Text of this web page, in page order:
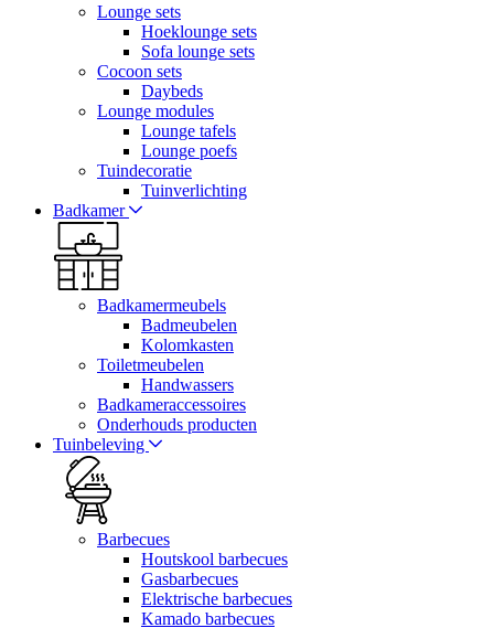
Lounge sets
Hoeklounge sets
Sofa lounge sets
Cocoon sets
Daybeds
Lounge modules
Lounge tafels
Lounge poefs
Tuindecoratie
Tuinverlichting
Badkamer
Badkamermeubels
Badmeubelen
Kolomkasten
Toiletmeubelen
Handwassers
Badkameraccessoires
Onderhouds producten
Tuinbeleving
Barbecues
Houtskool barbecues
Gasbarbecues
Elektrische barbecues
Kamado barbecues